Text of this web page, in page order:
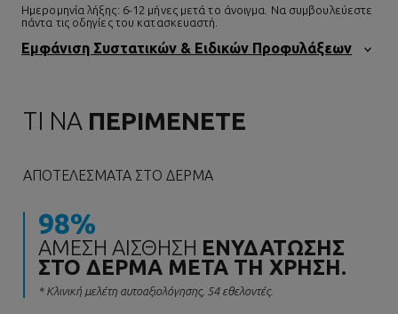
Ημερομηνία λήξης: 6-12 μήνες μετά το άνοιγμα. Να συμβουλεύεστε
πάντα τις οδηγίες του κατασκευαστή.
Εμφάνιση Συστατικών & Ειδικών Προφυλάξεων
ΤΙ ΝΑ ΠΕΡΙΜΕΝΕΤΕ
ΑΠΟΤΕΛΈΣΜΑΤΑ ΣΤΟ ΔΈΡΜΑ
98%
ΆΜΕΣΗ ΑΊΣΘΗΣΗ ΕΝΥΔΆΤΩΣΗΣ
ΣΤΟ ΔΈΡΜΑ ΜΕΤΆ ΤΗ ΧΡΉΣΗ.
* Κλινική μελέτη αυτοαξιολόγησης, 54 εθελοντές.